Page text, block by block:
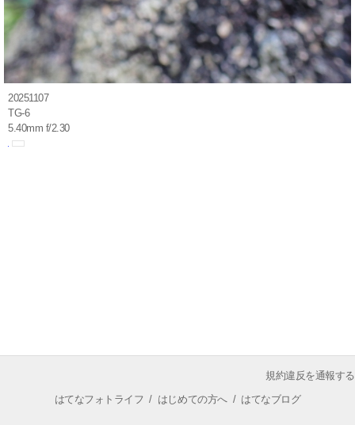
20251107
TG-6
5.40mm f/2.30
規約違反を通報する
はてなフォトライフ / はじめての方へ/ はてなブログ